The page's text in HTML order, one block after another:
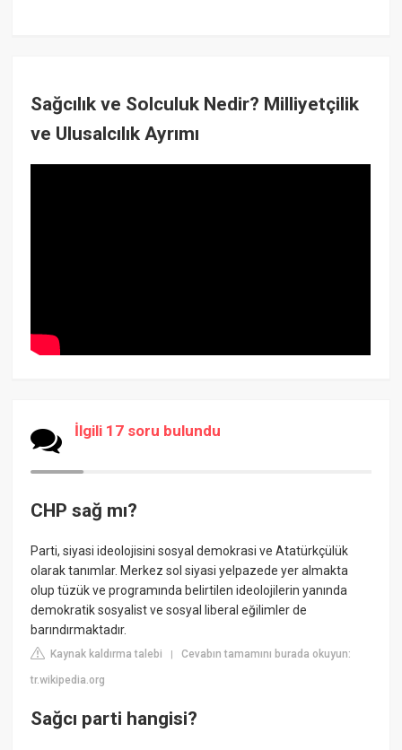
Sağcılık ve Solculuk Nedir? Milliyetçilik
ve Ulusalcılık Ayrımı
İlgili 17 soru bulundu
CHP sağ mı?
Parti, siyasi ideolojisini sosyal demokrasi ve Atatürkçülük
olarak tanımlar. Merkez sol siyasi yelpazede yer almakta
olup tüzük ve programında belirtilen ideolojilerin yanında
demokratik sosyalist ve sosyal liberal eğilimler de
barındırmaktadır.
Kaynak kaldırma talebi |Cevabın tamamını burada okuyun:
tr.wikipedia.org
Sağcı parti hangisi?